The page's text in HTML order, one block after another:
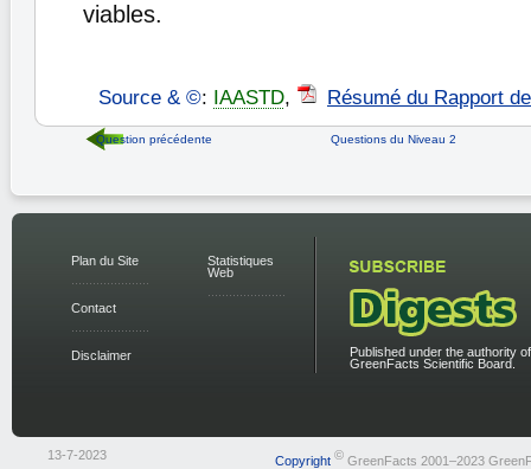
viables.
Source & ©: IAASTD, Résumé du Rapport
Question précédente Questions du Niveau 2
Plan du Site
Contact
Disclaimer
Statistiques
Web
Published under the authority
GreenFacts Scientific Board.
13-7-2023 Copyright ©GreenFacts 2001–2023